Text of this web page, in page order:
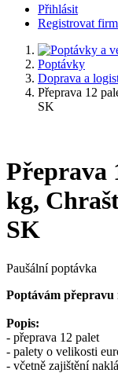
Přihlásit
Registrovat
Poptávky
Doprava a
Přeprava 12
SK
Přeprava
kg,
SK
Paušální poptávka
Poptávám přepravu
Popis:
- přeprava 12 palet
- palety o velikosti
- včetně zajištění